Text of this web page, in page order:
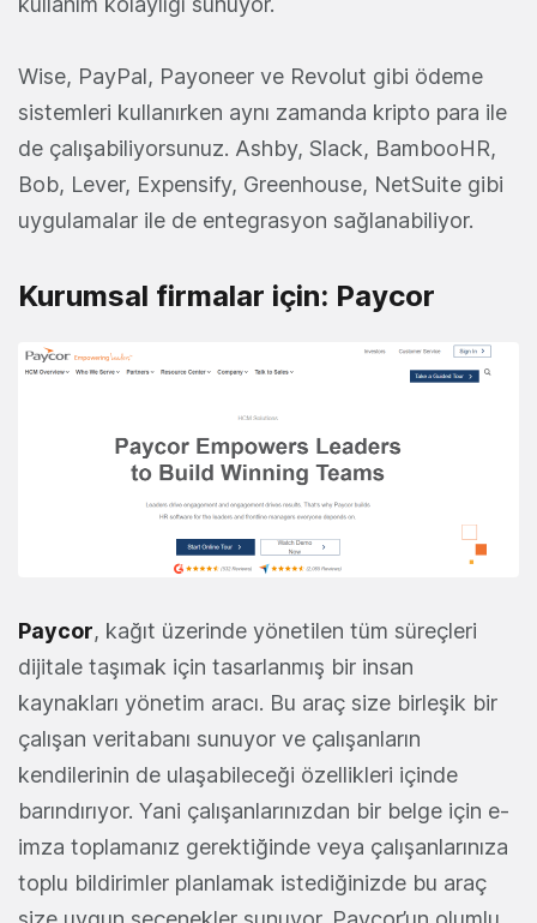
Wise, PayPal, Payoneer ve Revolut gibi ödeme
sistemleri kullanırken aynı zamanda kripto para ile
de çalışabiliyorsunuz. Ashby, Slack, BambooHR,
Bob, Lever, Expensify, Greenhouse, NetSuite gibi
uygulamalar ile de entegrasyon sağlanabiliyor.
Kurumsal firmalar için: Paycor
Paycor, kağıt üzerinde yönetilen tüm süreçleri
dijitale taşımak için tasarlanmış bir insan
kaynakları yönetim aracı. Bu araç size birleşik bir
çalışan veritabanı sunuyor ve çalışanların
kendilerinin de ulaşabileceği özellikleri içinde
barındırıyor. Yani çalışanlarınızdan bir belge için e-
imza toplamanız gerektiğinde veya çalışanlarınıza
toplu bildirimler planlamak istediğinizde bu araç